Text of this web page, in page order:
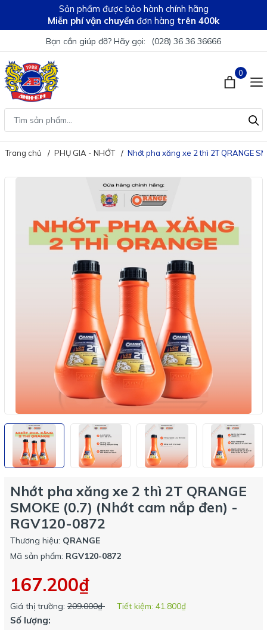
Sản phẩm được bảo hành chính hãng
Miễn phí vận chuyển đơn hàng trên 400k
Bạn cần giúp đỡ? Hãy gọi: (028) 36 36 36666
0
Trang chủ PHỤ GIA - NHỚT Nhớt pha xăng xe 2 thì 2T QRANGE
Nhớt pha xăng xe 2 thì 2T QRANGE
SMOKE (0.7) (Nhớt cam nắp đen) -
RGV120-0872
Thương hiệu: QRANGE
Mã sản phẩm: RGV120-0872
167.200₫
Giá thị trường: 209.000₫ Tiết kiệm: 41.800₫
Số lượng: